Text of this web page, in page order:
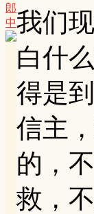
郎
中我们
白什
得是
信主
的，
救，